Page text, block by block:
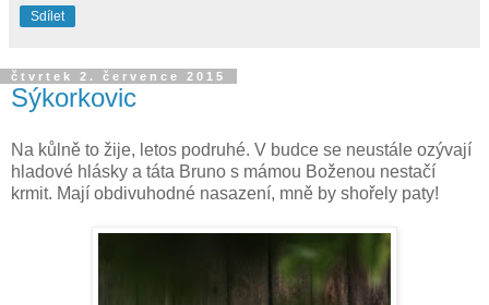
Sdílet
čtvrtek 2. července 2015
Sýkorkovic
Na kůlně to žije, letos podruhé. V budce se neustále ozývají
hladové hlásky a táta Bruno s mámou Boženou nestačí
krmit. Mají obdivuhodné nasazení, mně by shořely paty!